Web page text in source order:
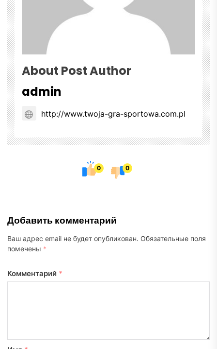
About Post Author
admin
http://www.twoja-gra-sportowa.com.pl
0 0
Добавить комментарий
Ваш адрес email не будет опубликован. Обязательные поля
помечены *
Комментарий *